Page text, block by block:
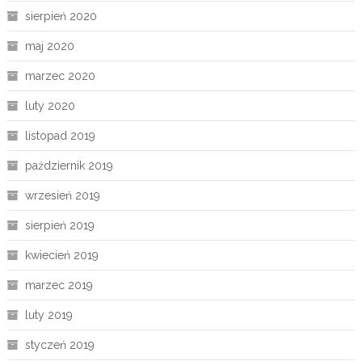
sierpień 2020
maj 2020
marzec 2020
luty 2020
listopad 2019
październik 2019
wrzesień 2019
sierpień 2019
kwiecień 2019
marzec 2019
luty 2019
styczeń 2019